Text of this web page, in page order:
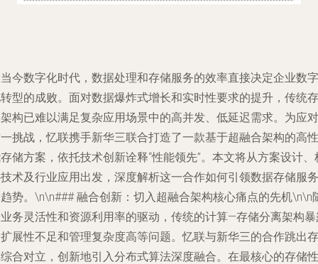
今数字化时代，数据处理和存储服务的效率直接决定企业数字
型的成败。面对数据爆炸式增长和实时性要求的提升，传统存
构已难以满足复杂应用场景中的高并发、低延迟需求。为应对
挑战，忆联携手新华三联合打造了一款基于超融合架构的高性
储方案，依托技术创新诠释“性能领先”。本文将从方案设计、
术及行业应用出发，深度解析这一合作如何引领数据存储服务
势。\n\n### 融合创新：切入超融合架构核心痛点的先机\n\n
务灵活性和资源利用率的驱动，传统的计算—存储分离架构
展性不足和管理复杂度高等问题。忆联与新华三的合作跳出存
合对立，创新地引入分布式算法深度融合。在最核心的存储性